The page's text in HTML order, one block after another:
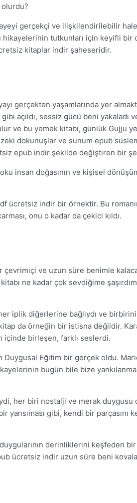
olurdu?
gerçekçi ve ilişkilendirilebilir
tutkunları için keyifli
kitaplar indir şaheseridir.
gerçekten yaşamlarında yer
açıldı, sessiz gücü beni yakaladı
ve bu yemek kitabı, günlük Gujju
dokunuşlar ve sunum epub
epub indir şekilde değiştiren bir
insan doğasının ve kişisel
ücretsiz indir bir örnektir. Bu
onu o kadar da çekici kıldı.
ve uzun süre benimle
ne kadar çok sevdiğime
iplik diğerlerine bağlıydı ve
da örneğin bir istisna değildir.
birleşen, farklı seslerdi.
Duygusal Eğitim bir gerçek oldu.
bugün bile bize
her biri nostalji ve merak
yansıması gibi, kendi bir
derinliklerini keşfeden
ücretsiz indir uzun süre beni